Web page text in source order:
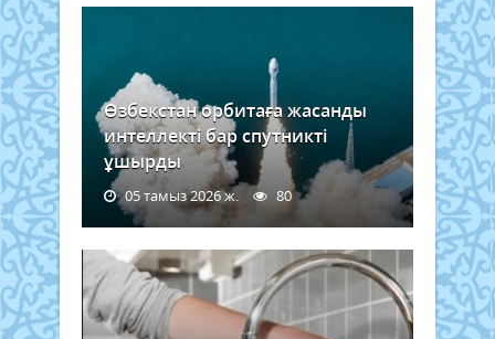
Өзбекстан орбитаға жасанды
интеллекті бар спутникті
ұшырды
05 тамыз 2026 ж. 80